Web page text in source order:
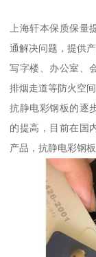
上海轩本保质保量
通解决问题，提供
写字楼、办公室、
排烟走道等防火空间
抗静电彩钢板的逐
的提高，目前在国
产品，抗静电彩钢